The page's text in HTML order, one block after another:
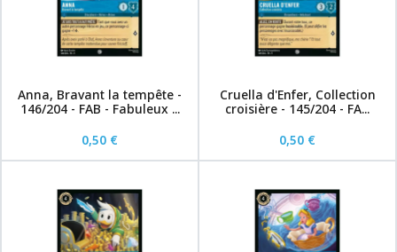
Anna, Bravant la tempête -
146/204 - FAB - Fabuleux ...
0,50 €
Cruella d'Enfer, Collection
croisière - 145/204 - FA...
0,50 €